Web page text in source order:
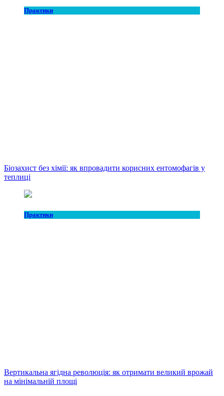
Практики
Біозахист без хімії: як впровадити корисних ентомофагів у
теплиці
Практики
Вертикальна ягідна революція: як отримати великий врожай
на мінімальній площі